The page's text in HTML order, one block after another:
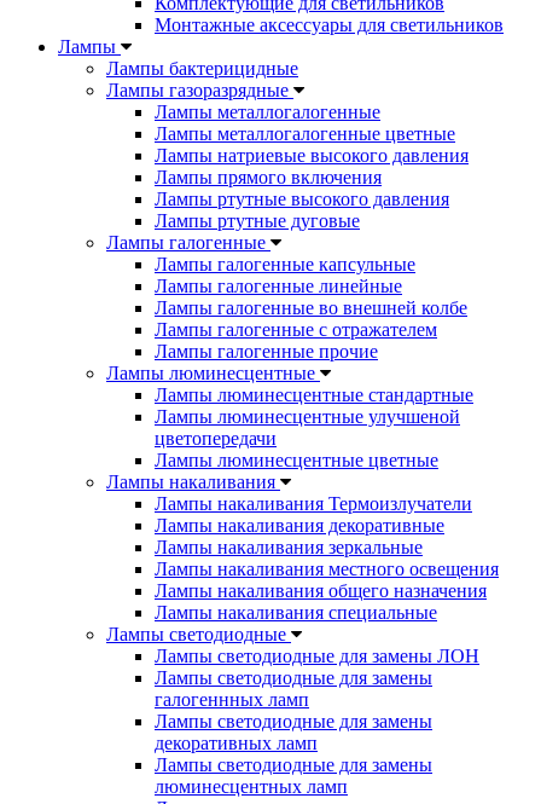
Монтажные аксессуары для светильников
Лампы
Лампы бактерицидные
Лампы газоразрядные
Лампы металлогалогенные
Лампы металлогалогенные цветные
Лампы натриевые высокого давления
Лампы прямого включения
Лампы ртутные высокого давления
Лампы ртутные дуговые
Лампы галогенные
Лампы галогенные капсульные
Лампы галогенные линейные
Лампы галогенные во внешней колбе
Лампы галогенные с отражателем
Лампы галогенные прочие
Лампы люминесцентные
Лампы люминесцентные стандартные
Лампы люминесцентные улучшеной
цветопередачи
Лампы люминесцентные цветные
Лампы накаливания
Лампы накаливания Термоизлучатели
Лампы накаливания декоративные
Лампы накаливания зеркальные
Лампы накаливания местного освещения
Лампы накаливания общего назначения
Лампы накаливания специальные
Лампы светодиодные
Лампы светодиодные для замены ЛОН
Лампы светодиодные для замены
галогеннных ламп
Лампы светодиодные для замены
декоративных ламп
Лампы светодиодные для замены
люминесцентных ламп